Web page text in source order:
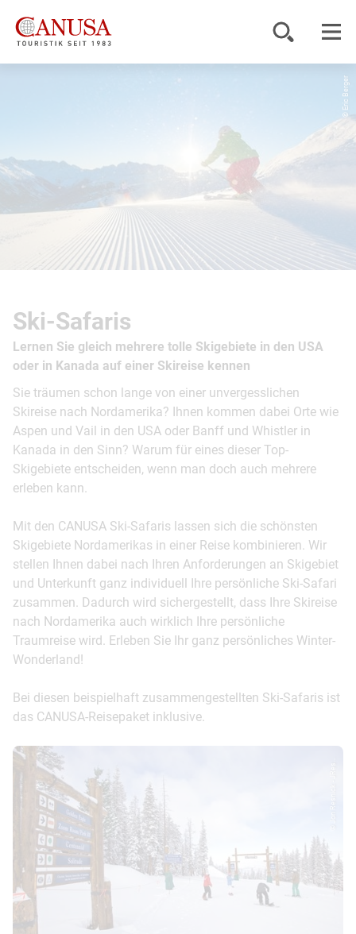
Inspiration
Service
© Eric Berger
Ski-Safaris
Lernen Sie gleich mehrere tolle Skigebiete in den USA
oder in Kanada auf einer Skireise kennen
Sie träumen schon lange von einer unvergesslichen
Skireise nach Nordamerika? Ihnen kommen dabei Orte wie
Aspen und Vail in den USA oder Banff und Whistler in
Kanada in den Sinn? Warum für eines dieser Top-
Skigebiete entscheiden, wenn man doch auch mehrere
erleben kann.
Mit den CANUSA Ski-Safaris lassen sich die schönsten
Skigebiete Nordamerikas in einer Reise kombinieren. Wir
stellen Ihnen dabei nach Ihren Anforderungen an Skigebiet
und Unterkunft ganz individuell Ihre persönliche Ski-Safari
zusammen. Dadurch wird sichergestellt, dass Ihre Skireise
nach Nordamerika auch wirklich Ihre persönliche
Traumreise wird. Erleben Sie Ihr ganz persönliches Winter-
Wonderland!
Bei diesen beispielhaft zusammengestellten Ski-Safaris ist
das CANUSA-Reisepaket inklusive.
© Jon Resnick - JRes...